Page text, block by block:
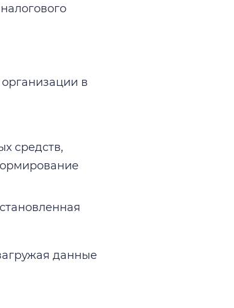
в
средств,
данные